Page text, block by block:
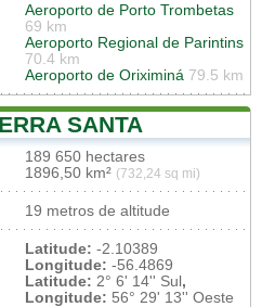
Aeroporto de Porto Trombetas
69 km
Aeroporto Regional de Parintins
70.4 km
Aeroporto de Oriximiná 79.5 km
SANTA
189 650 hectares
1896,50 km² (732,24 sq mi)
19 metros de altitude
Latitude: -2.10389
Longitude: -56.4869
Latitude: 2° 6' 14'' Sul,
Longitude: 56° 29' 13'' Oeste